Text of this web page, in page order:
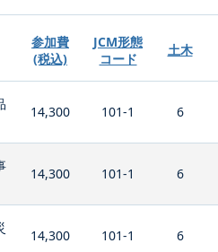
参加費
(税込)
JCM形態
コード
土木
14,300 101-1 6
14,300 101-1 6
14,300 101-1 6